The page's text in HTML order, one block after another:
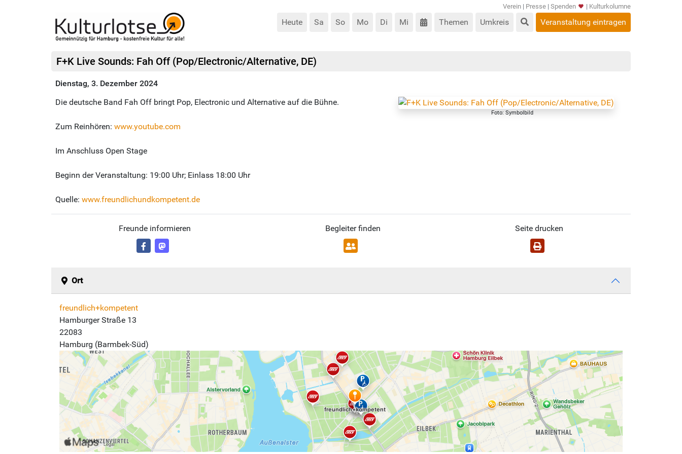
Verein | Presse | Spenden | Kulturkolumne
Heute Sa So Mo Di Mi Themen Umkreis Veranstaltung eintragen
F+K Live Sounds: Fah Off (Pop/Electronic/Alternative, DE)
Dienstag, 3. Dezember 2024
Foto: Symbolbild
Die deutsche Band Fah Off bringt Pop, Electronic und Alternative auf die Bühne.
Zum Reinhören: www.youtube.com
Im Anschluss Open Stage
Beginn der Veranstaltung: 19:00 Uhr; Einlass 18:00 Uhr
Quelle: www.freundlichundkompetent.de
Freunde informieren Begleiter finden Seite drucken
Ort
freundlich+kompetent
Hamburger Straße 13
22083
Hamburg (Barmbek-Süd)